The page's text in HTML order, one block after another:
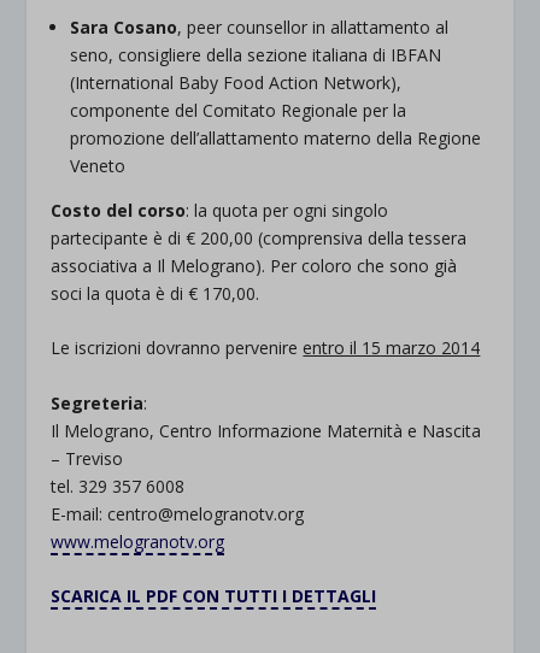
Sara Cosano, peer counsellor in allattamento al
seno, consigliere della sezione italiana di IBFAN
(International Baby Food Action Network),
componente del Comitato Regionale per la
promozione dell’allattamento materno della Regione
Veneto
Costo del corso: la quota per ogni singolo
partecipante è di € 200,00 (comprensiva della tessera
associativa a Il Melograno). Per coloro che sono già
soci la quota è di € 170,00.
Le iscrizioni dovranno pervenire entro il 15 marzo 2014
Segreteria:
Il Melograno, Centro Informazione Maternità e Nascita
– Treviso
tel. 329 357 6008
E-mail: centro@melogranotv.org
www.melogranotv.org
SCARICA IL PDF CON TUTTI I DETTAGLI